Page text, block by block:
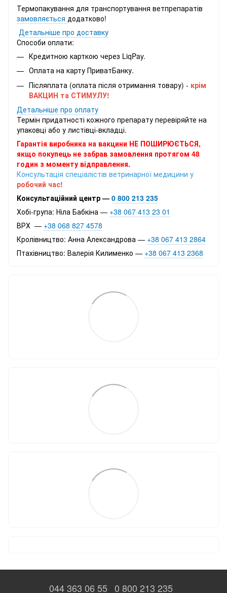
Термопакування для транспортування ветпрепаратів
замовляється додатково!
Детальніше про доставку
Способи оплати:
Кредитною карткою через LiqPay.
Оплата на карту ПриватБанку.
Післяплата (оплата після отримання товару) - крім
ВАКЦИН та СТИМУЛУ!
Детальніше про оплату
Термін придатності кожного препарату перевіряйте на
упаковці або у листівці-вкладці.
Гарантія виробника на вакцини НЕ ПОШИРЮЄТЬСЯ,
якщо покупець не забрав замовлення протягом 48
годин з моменту відправлення.
Консультація спеціалістів ветринарної медицини у
робочий час!
Консультаційний центр — 0 800 213 235
Хобі-група: Ніла Бабкіна — +38 067 413 23 01
ВРХ — +38 068 827 4578
Кролівництво: Анна Александрова — +38 067 413 2864
Птахівництво: Валерія Килименко — +38 067 413 2368
044 363 06 55 0 800 213 235